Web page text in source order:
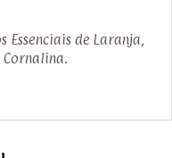
Essenciais de Laranja,